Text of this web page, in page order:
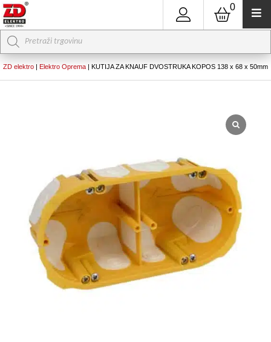
0
Products
search
ZD elektro | Elektro Oprema | KUTIJA ZA KNAUF DVOSTRUKA KOPOS 138 x 68 x 50mm